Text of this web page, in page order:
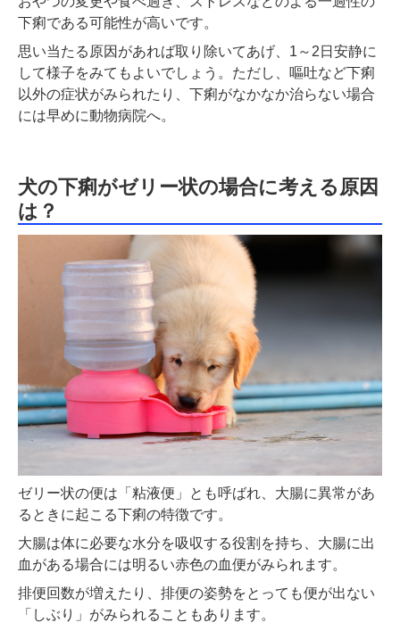
下痢である可能性が高いです。
思い当たる原因があれば取り除いてあげ、1～2日安静に
して様子をみてもよいでしょう。ただし、嘔吐など下痢
以外の症状がみられたり、下痢がなかなか治らない場合
には早めに動物病院へ。
犬の下痢がゼリー状の場合に考える原因
は？
ゼリー状の便は「粘液便」とも呼ばれ、大腸に異常があ
るときに起こる下痢の特徴です。
大腸は体に必要な水分を吸収する役割を持ち、大腸に出
血がある場合には明るい赤色の血便がみられます。
排便回数が増えたり、排便の姿勢をとっても便が出ない
「しぶり」がみられることもあります。